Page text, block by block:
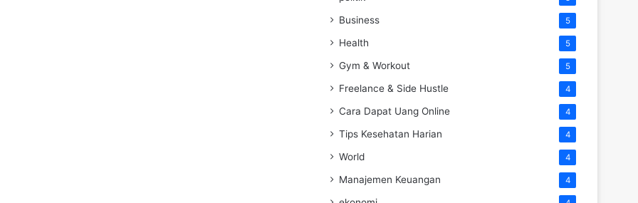
Business 5
Health 5
Gym & Workout 5
Freelance & Side Hustle 4
Cara Dapat Uang Online 4
Tips Kesehatan Harian 4
World 4
Manajemen Keuangan 4